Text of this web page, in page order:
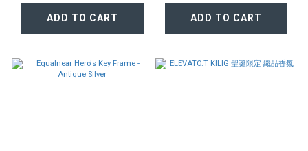
ADD TO CART ADD TO CART